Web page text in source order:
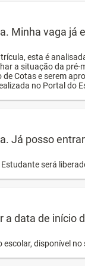
Minha vaga já
esta é
a situação da
Cotas e serem
no Portal do
Já posso
será
a data de início
escolar, disponível